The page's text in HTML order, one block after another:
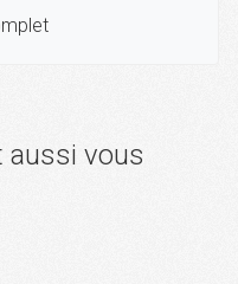
aussi vous